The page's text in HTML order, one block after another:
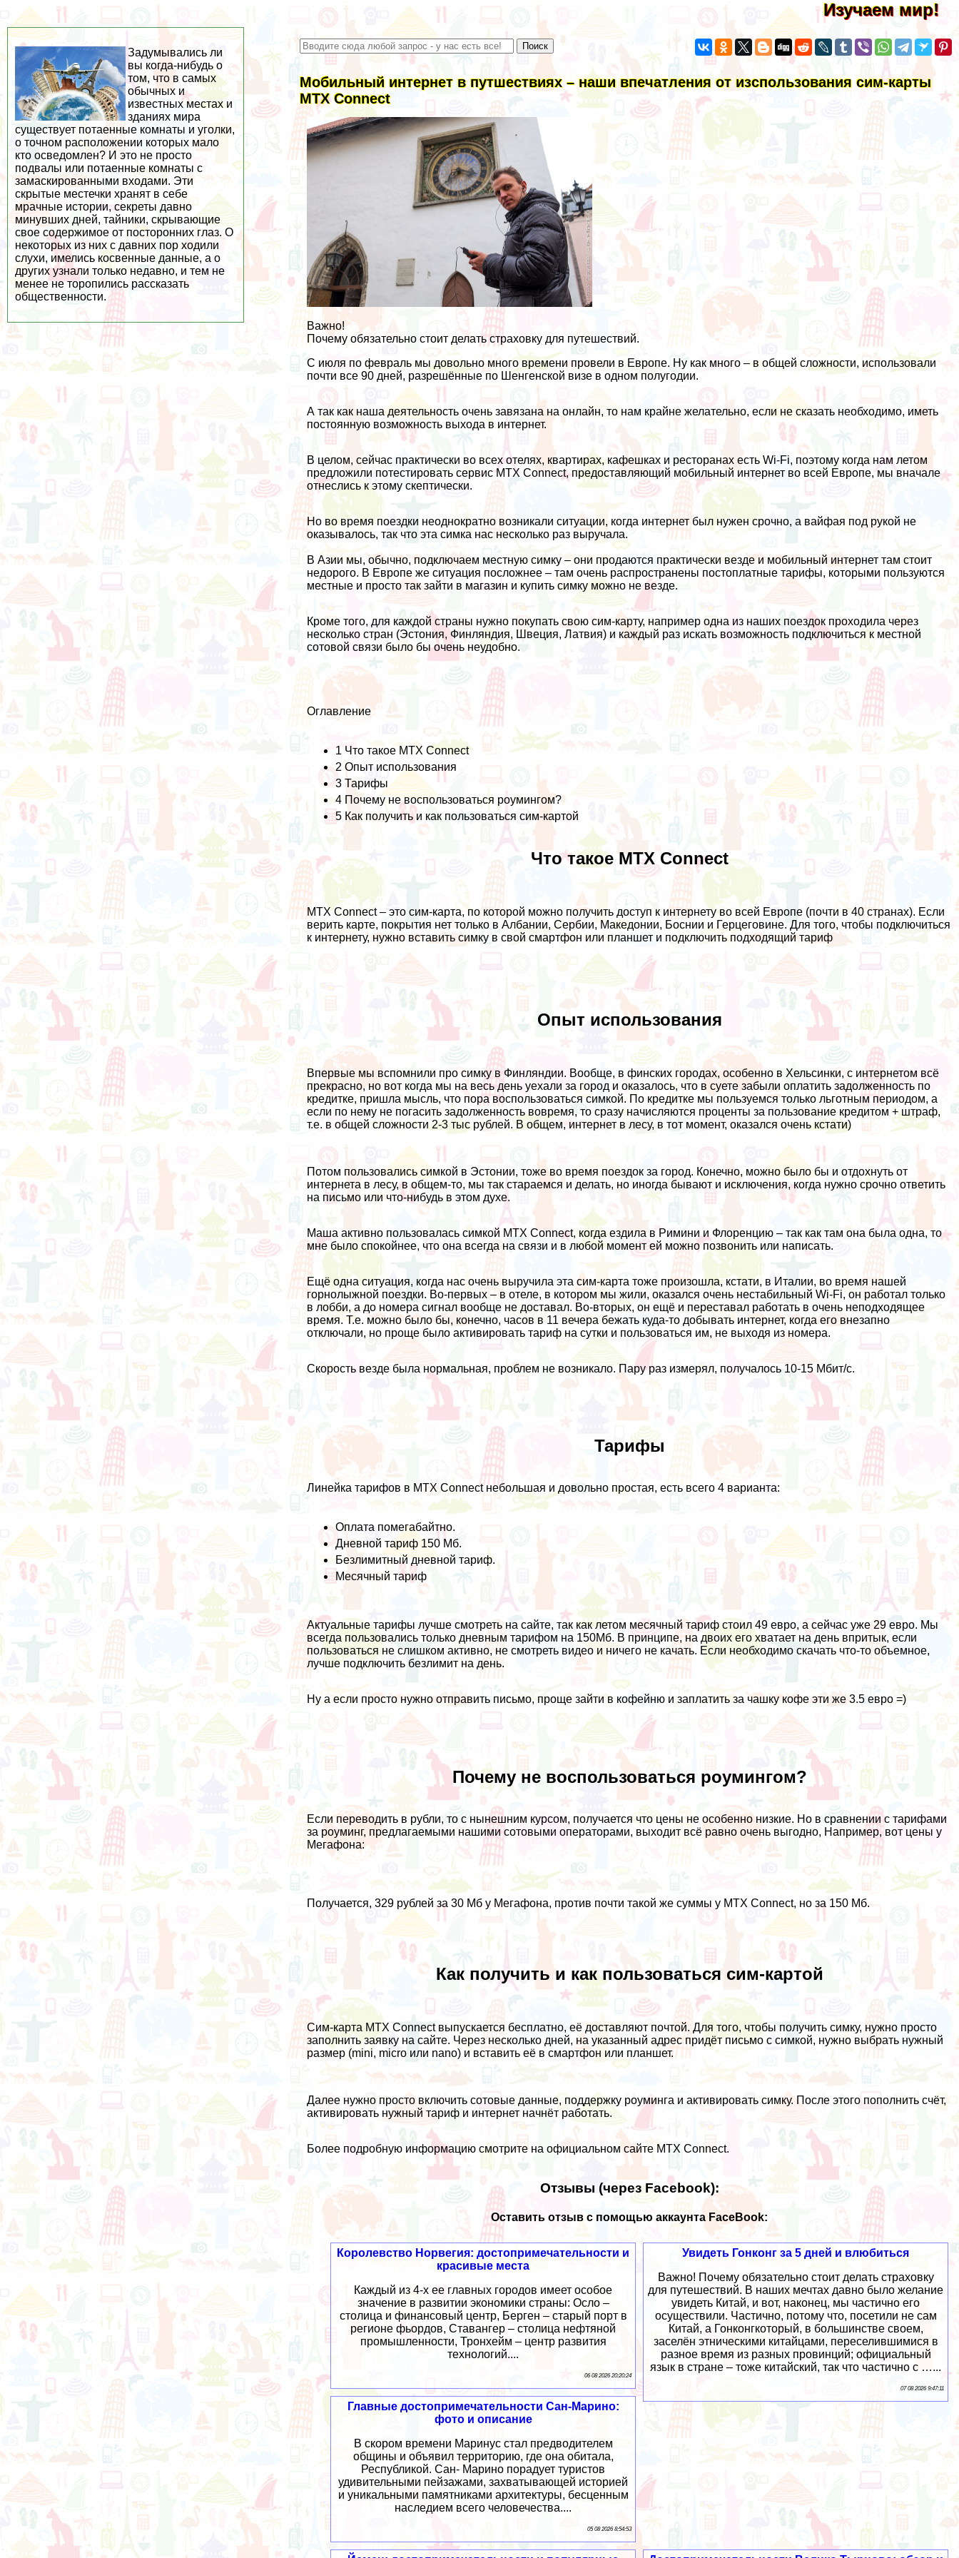
Изучаем мир!
Мобильный интернет в путшествиях – наши впечатления от изспользования сим-карты
MTX Connect
Важно!
Почему обязательно стоит делать страховку для путешествий.
С июля по февраль мы довольно много времени провели в Европе. Ну как много – в общей сложности, использовали
почти все 90 дней, разрешённые по Шенгенской визе в одном полугодии.
А так как наша деятельность очень завязана на онлайн, то нам крайне желательно, если не сказать необходимо, иметь
постоянную возможность выхода в интернет.
В целом, сейчас практически во всех отелях, квартирах, кафешках и ресторанах есть Wi-Fi, поэтому когда нам летом
предложили потестировать сервис MTX Connect, предоставляющий мобильный интернет во всей Европе, мы вначале
отнеслись к этому скептически.
Но во время поездки неоднократно возникали ситуации, когда интернет был нужен срочно, а вайфая под рукой не
оказывалось, так что эта симка нас несколько раз выручала.
В Азии мы, обычно, подключаем местную симку – они продаются практически везде и мобильный интернет там стоит
недорого. В Европе же ситуация посложнее – там очень распространены постоплатные тарифы, которыми пользуются
местные и просто так зайти в магазин и купить симку можно не везде.
Кроме того, для каждой страны нужно покупать свою сим-карту, например одна из наших поездок проходила через
несколько стран (Эстония, Финляндия, Швеция, Латвия) и каждый раз искать возможность подключиться к местной
сотовой связи было бы очень неудобно.
Оглавление
1 Что такое MTX Connect
2 Опыт использования
3 Тарифы
4 Почему не воспользоваться роумингом?
5 Как получить и как пользоваться сим-картой
Что такое MTX Connect
MTX Connect – это сим-карта, по которой можно получить доступ к интернету во всей Европе (почти в 40 странах). Если
верить карте, покрытия нет только в Албании, Сербии, Македонии, Боснии и Герцеговине. Для того, чтобы подключиться
к интернету, нужно вставить симку в свой смартфон или планшет и подключить подходящий тариф
Опыт использования
Впервые мы вспомнили про симку в Финляндии. Вообще, в финских городах, особенно в Хельсинки, с интернетом всё
прекрасно, но вот когда мы на весь день уехали за город и оказалось, что в суете забыли оплатить задолженность по
кредитке, пришла мысль, что пора воспользоваться симкой. По кредитке мы пользуемся только льготным периодом, а
если по нему не погасить задолженность вовремя, то сразу начисляются проценты за пользование кредитом + штраф,
т.е. в общей сложности 2-3 тыс рублей. В общем, интернет в лесу, в тот момент, оказался очень кстати)
Потом пользовались симкой в Эстонии, тоже во время поездок за город. Конечно, можно было бы и отдохнуть от
интернета в лесу, в общем-то, мы так стараемся и делать, но иногда бывают и исключения, когда нужно срочно ответить
на письмо или что-нибудь в этом духе.
Маша активно пользовалась симкой MTX Connect, когда ездила в Римини и Флоренцию – так как там она была одна, то
мне было спокойнее, что она всегда на связи и в любой момент ей можно позвонить или написать.
Ещё одна ситуация, когда нас очень выручила эта сим-карта тоже произошла, кстати, в Италии, во время нашей
горнолыжной поездки. Во-первых – в отеле, в котором мы жили, оказался очень нестабильный Wi-Fi, он работал только
в лобби, а до номера сигнал вообще не доставал. Во-вторых, он ещё и переставал работать в очень неподходящее
время. Т.е. можно было бы, конечно, часов в 11 вечера бежать куда-то добывать интернет, когда его внезапно
отключали, но проще было активировать тариф на сутки и пользоваться им, не выходя из номера.
Скорость везде была нормальная, проблем не возникало. Пару раз измерял, получалось 10-15 Мбит/с.
Тарифы
Линейка тарифов в MTX Connect небольшая и довольно простая, есть всего 4 варианта:
Оплата помегабайтно.
Дневной тариф 150 Мб.
Безлимитный дневной тариф.
Месячный тариф
Актуальные тарифы лучше смотреть на сайте, так как летом месячный тариф стоил 49 евро, а сейчас уже 29 евро. Мы
всегда пользовались только дневным тарифом на 150Мб. В принципе, на двоих его хватает на день впритык, если
пользоваться не слишком активно, не смотреть видео и ничего не качать. Если необходимо скачать что-то объемное,
лучше подключить безлимит на день.
Ну а если просто нужно отправить письмо, проще зайти в кофейню и заплатить за чашку кофе эти же 3.5 евро =)
Почему не воспользоваться роумингом?
Если переводить в рубли, то с нынешним курсом, получается что цены не особенно низкие. Но в сравнении с тарифами
за роуминг, предлагаемыми нашими сотовыми операторами, выходит всё равно очень выгодно, Например, вот цены у
Мегафона:
Получается, 329 рублей за 30 Мб у Мегафона, против почти такой же суммы у MTX Connect, но за 150 Мб.
Как получить и как пользоваться сим-картой
Сим-карта MTX Connect выпускается бесплатно, её доставляют почтой. Для того, чтобы получить симку, нужно просто
заполнить заявку на сайте. Через несколько дней, на указанный адрес придёт письмо с симкой, нужно выбрать нужный
размер (mini, micro или nano) и вставить её в смартфон или планшет.
Далее нужно просто включить сотовые данные, поддержку роуминга и активировать симку. После этого пополнить счёт,
активировать нужный тариф и интернет начнёт работать.
Более подробную информацию смотрите наофициальном сайте MTX Connect.
Отзывы (через Facebook):
Оставить отзыв с помощью аккаунта FaceBook:
Увидеть Гонконг за 5 дней и влюбиться
Важно! Почему обязательно стоит делать страховку
для путешествий. В наших мечтах давно было желание
увидеть Китай, и вот, наконец, мы частично его
осуществили. Частично, потому что, посетили не сам
Китай, а Гонконгкоторый, в большинстве своем,
заселён этническими китайцами, переселившимися в
разное время из разных провинций; официальный
язык в стране – тоже китайский, так что частично с …...
07 08 2026 9:47:11
Королевство Норвегия: достопримечательности и
красивые места
Каждый из 4-х ее главных городов имеет особое
значение в развитии экономики страны: Осло –
столица и финансовый центр, Берген – старый порт в
регионе фьордов, Ставангер – столица нефтяной
промышленности, Тронхейм – центр развития
технологий....
06 08 2026 20:20:24
Главные достопримечательности Сан-Марино:
фото и описание
В скором времени Маринус стал предводителем
общины и объявил территорию, где она обитала,
Республикой. Сан- Марино порадует туристов
удивительными пейзажами, захватывающей историей
и уникальными памятниками архитектуры, бесценным
наследием всего человечества....
05 08 2026 8:54:53
Задумывались ли
вы когда-нибудь о
том, что в самых
обычных и
известных местах и
зданиях мира
существует потаенные комнаты и уголки,
о точном расположении которых мало
кто осведомлен? И это не просто
подвалы или потаенные комнаты с
замаскированными входами. Эти
скрытые местечки хранят в себе
мрачные истории, секреты давно
минувших дней, тайники, скрывающие
свое содержимое от посторонних глаз. О
некоторых из них с давних пор ходили
слухи, имелись косвенные данные, а о
других узнали только недавно, и тем не
менее не торопились рассказать
общественности.